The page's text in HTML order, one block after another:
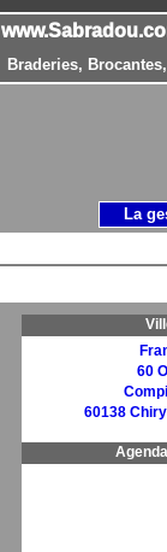
Braderies,
60
60138
La